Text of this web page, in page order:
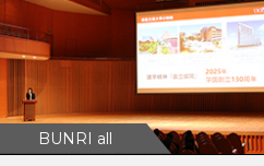
【大学見学】香川県立琴平高等学校
の皆さんが来学しました